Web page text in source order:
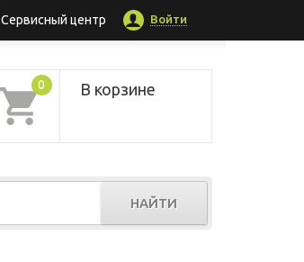
Сервисный центр Войти
0 В корзине
НАЙТИ